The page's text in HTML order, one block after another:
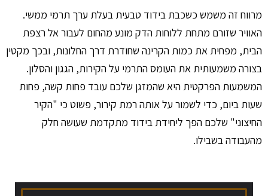
מרווח זה משמש כשכבת בידוד טבעית בעלת ערך תרמי ממשי.
האוויר שזורם מתחת ללוחות הדק מונע מהחום לעבור אל רצפת
הבית, מפחית את כמות הקרינה שחודרת דרך החלונות, ובכך מקטין
בצורה משמעותית את העומס התרמי על הקירות, הגגון והסלון.
המשמעות הפרקטית היא שהמזגן שלכם עובד פחות קשה, פחות
שעות ביום, כדי לשמור על אותה רמת קירור, פשוט כי "הקיר
החיצוני" שלכם הפך ליחידת בידוד מתקדמת שעושה חלק
מהעבודה בשבילו.